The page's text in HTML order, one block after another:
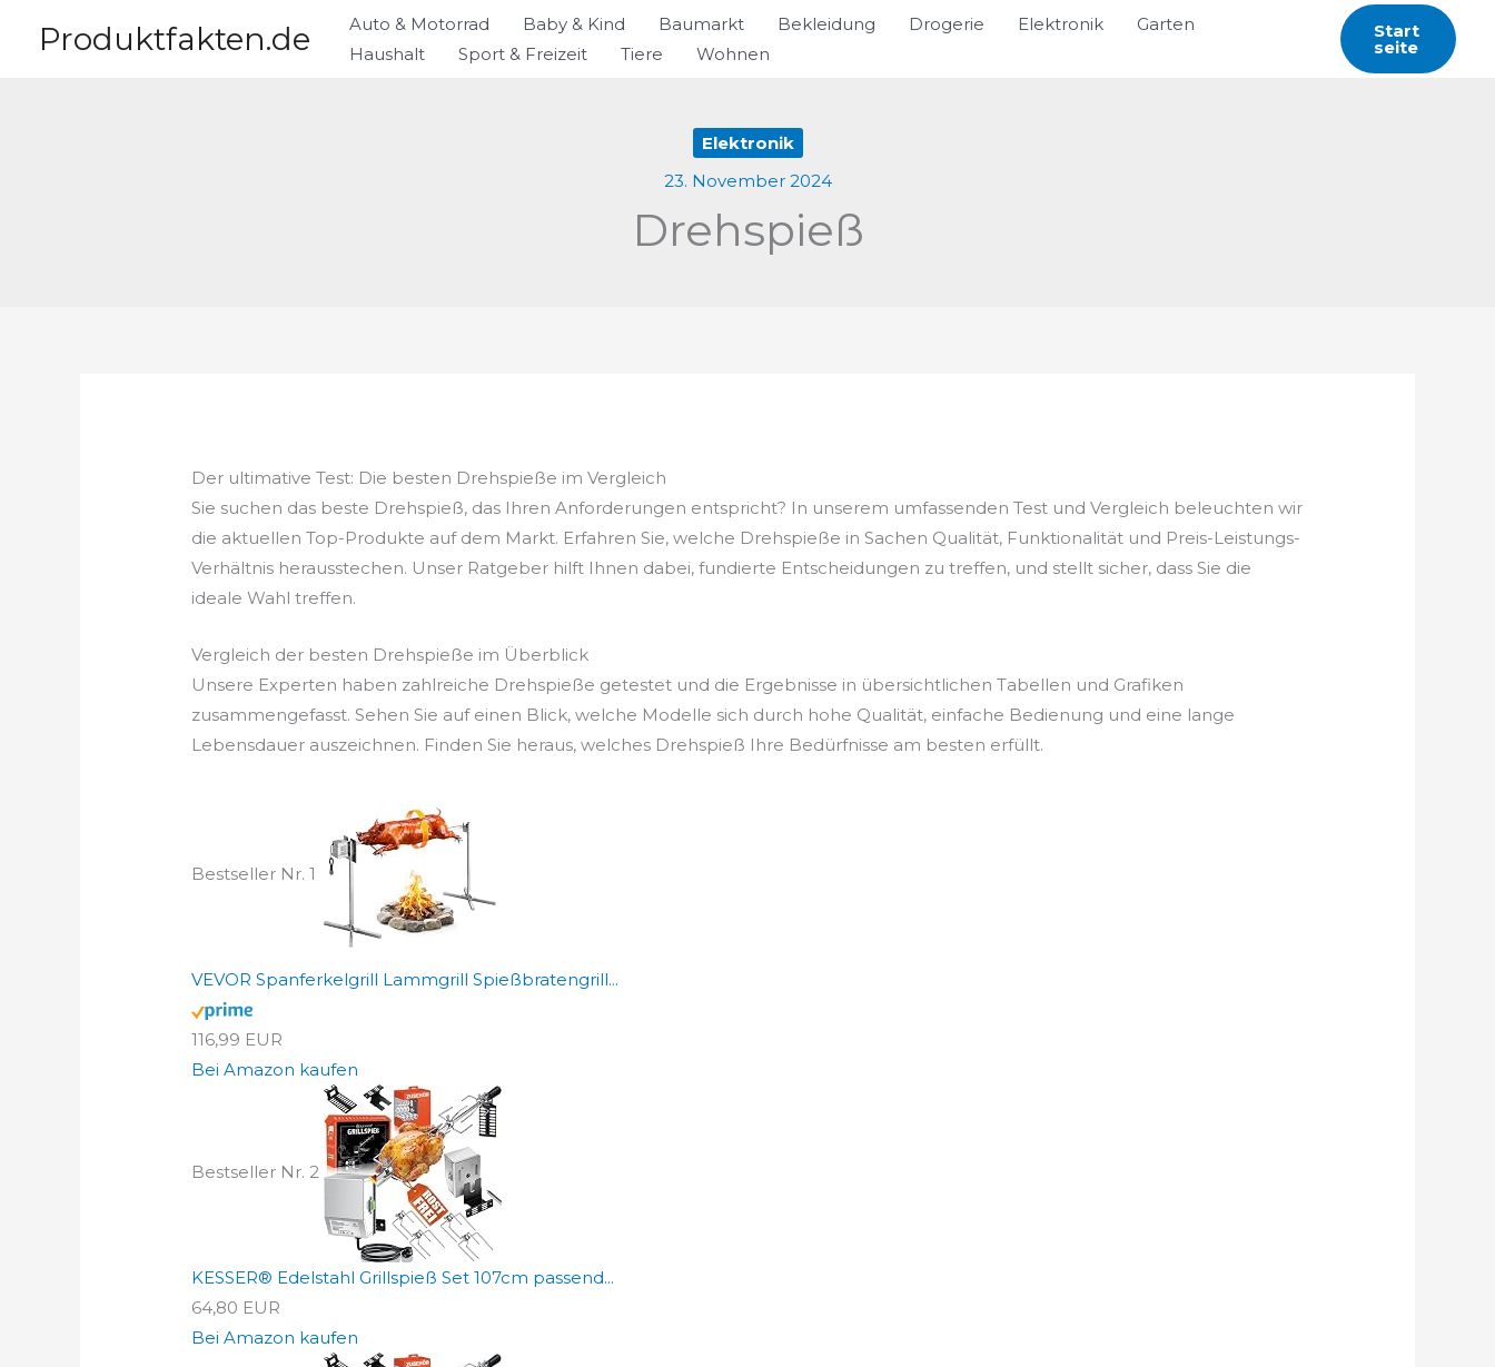
InhaltProduktfakten.de Auto & Motorrad Baby & Kind Baumarkt Bekleidung Drogerie Elektronik
Garten
Haushalt
Sport & Freizeit Tiere Wohnen
Start
Seite
Elektronik
23. November 2024
Drehspieß
Der ultimative Test: Die besten Drehspieße im Vergleich
Sie suchen das beste Drehspieß, das Ihren Anforderungen entspricht? In unserem umfassenden Test und Vergleich beleuchten wir
die aktuellen Top-Produkte auf dem Markt. Erfahren Sie, welche Drehspieße in Sachen Qualität, Funktionalität und Preis-Leistungs-
Verhältnis herausstechen. Unser Ratgeber hilft Ihnen dabei, fundierte Entscheidungen zu treffen, und stellt sicher, dass Sie die
ideale Wahl treffen.
Vergleich der besten Drehspieße im Überblick
Unsere Experten haben zahlreiche Drehspieße getestet und die Ergebnisse in übersichtlichen Tabellen und Grafiken
zusammengefasst. Sehen Sie auf einen Blick, welche Modelle sich durch hohe Qualität, einfache Bedienung und eine lange
Lebensdauer auszeichnen. Finden Sie heraus, welches Drehspieß Ihre Bedürfnisse am besten erfüllt.
Bestseller Nr. 1
VEVOR Spanferkelgrill Lammgrill Spießbratengrill...
116,99 EUR
Bei Amazon kaufen
Bestseller Nr. 2
KESSER® Edelstahl Grillspieß Set 107cm passend...
64,80 EUR
Bei Amazon kaufen